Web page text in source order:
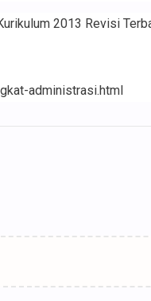
2013 Revisi
administrasi.html